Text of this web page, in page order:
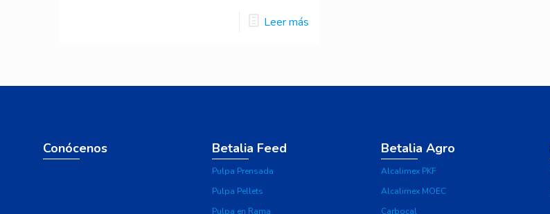
Leer más
Conócenos Betalia Feed
Pulpa Prensada
Pulpa Pellets
Pulpa en Rama
Betalia Agro
Alcalimex PKF
Alcalimex MOEC
Carbocal